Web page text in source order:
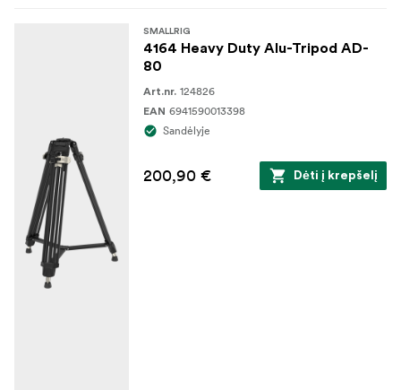
SMALLRIG
4164 Heavy Duty Alu-Tripod AD-
80
Art.nr. 124826
EAN 6941590013398
Sandėlyje
200,90 € Dėti į krepšelį